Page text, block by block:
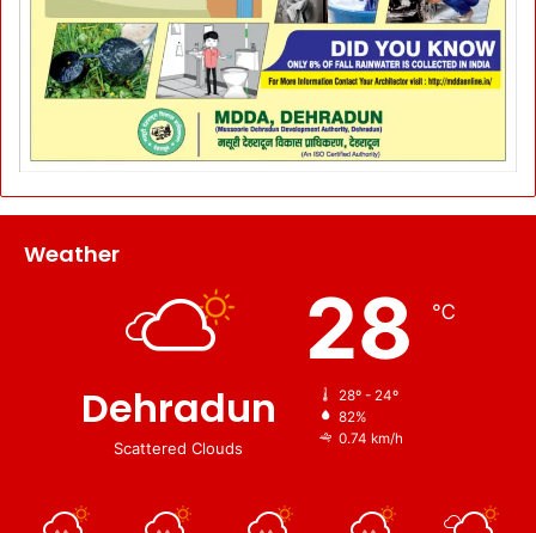
Weather
Dehradun
Scattered Clouds
28 ℃
28º - 24º
82%
0.74 km/h